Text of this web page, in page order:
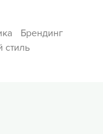
Брендинг